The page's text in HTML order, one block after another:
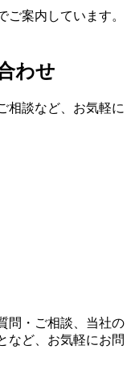
案内しています。
わせ
相談など、お気軽に
問・ご相談、当社の
など、お気軽にお問